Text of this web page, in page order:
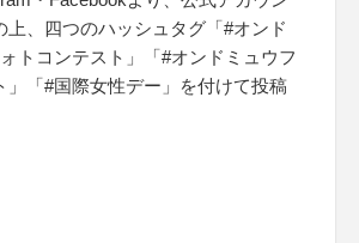
上、四つのハッシュタグ「#オンド
トコンテスト」「#オンドミュウフ
」「#国際女性デー」を付けて投稿